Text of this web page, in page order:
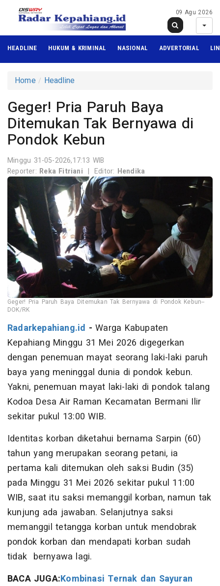
09 Agu 2026
HEADLINE HUKUM & KRIMINAL NASIONAL ADVERTORIAL
Home Headline
Geger! Pria Paruh Baya
Ditemukan Tak Bernyawa di
Pondok Kebun
Minggu 31-05-2026,17:13 WIB
Reporter: Reka Fitriani | Editor: Hendika
Geger! Pria Paruh Baya Ditemukan Tak Bernyawa di Pondok Kebun--
DOK/RK
Radarkepahiang.id - Warga Kabupaten
Kepahiang Minggu 31 Mei 2026 digegerkan
dengan penemuan mayat seorang laki-laki paruh
baya yang meninggal dunia di pondok kebun.
Yakni, penemuan mayat laki-laki di pondok talang
Kodoa Desa Air Raman Kecamatan Bermani Ilir
sekitar pukul 13:00 WIB.
Identitas korban diketahui bernama Sarpin (60)
tahun yang merupakan seorang petani, ia
pertama kali ditemukan oleh saksi Budin (35)
pada Minggu 31 Mei 2026 sekitar pukul 11:00
WIB, saat itu saksi memanggil korban, namun tak
kunjung ada jawaban. Selanjutnya saksi
memanggil tetangga korban untuk mendobrak
pondok korban dan mendapati korban sudah
tidak bernyawa lagi.
BACA JUGA:Kombinasi Ternak dan Sayuran